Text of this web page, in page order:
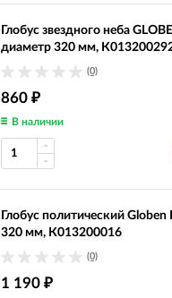
Глобус звездного неба
диаметр 320 мм,
(0)
860 ₽
В наличии
Глобус политический
320 мм, К013200016
(0)
1 190 ₽